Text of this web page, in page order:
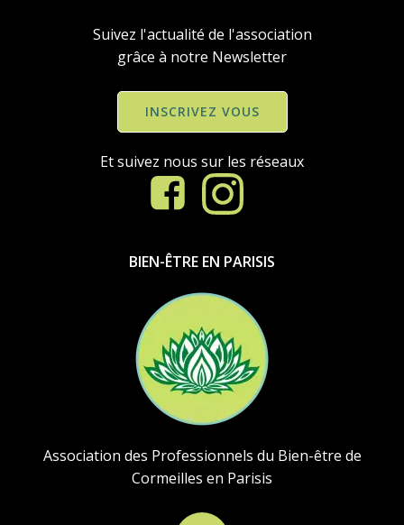
Suivez l'actualité de l'association
grâce à notre Newsletter
INSCRIVEZ VOUS
Et suivez nous sur les réseaux
BIEN-ÊTRE EN PARISIS
Association des Professionnels du Bien-être de
Cormeilles en Parisis